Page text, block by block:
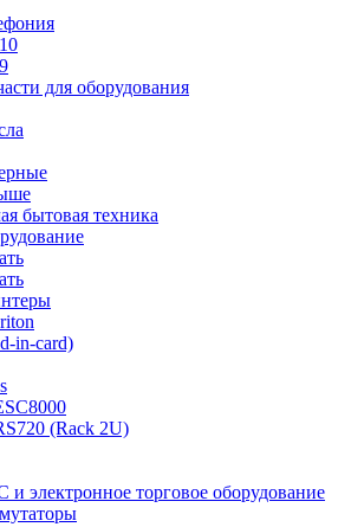
для оборудования
бытовая техника
in-card)
(Rack 2U)
и электронное торговое оборудование